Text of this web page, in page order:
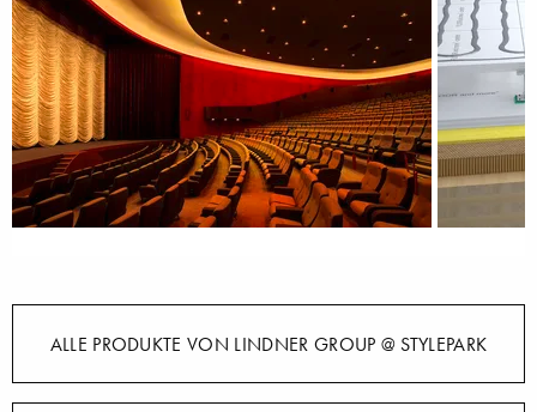
ALLE PRODUKTE VON LINDNER GROUP @ STYLEPARK